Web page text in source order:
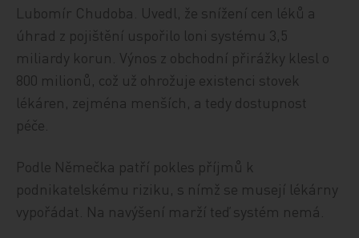
Lubomír Chudoba. Uvedl, že snížení cen léků a
úhrad z pojištění uspořilo loni systému 3,5
miliardy korun. Výnos z obchodní přirážky klesl o
800 milionů, což už ohrožuje existenci stovek
lékáren, zejména menších, a tedy dostupnost
péče.
Podle Němečka patří pokles příjmů k
podnikatelskému riziku, s nímž se musejí lékárny
vypořádat. Na navýšení marží teď systém nemá.